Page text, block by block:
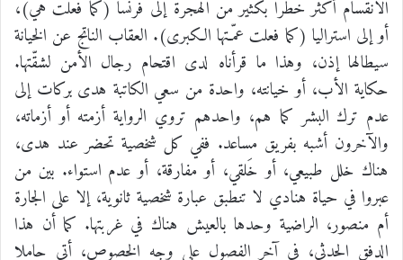
الانقسام أكثر خطرا بكثير من الهجرة إلى فرنسا (كما فعلت هي)،
أو إلى استراليا (كما فعلت عمّـتها الكبرى). العقاب الناتج عن الخيانة
سيطالها إذن، وهذا ما قرأناه لدى اقتحام رجال الأمن لشقّتها.
حكاية الأب، أو خيانته، واحدة من سعي الكاتبة هدى بركات إلى
عدم ترك البشر كما هم، واحدهم تروي الرواية أزمته أو أزماته،
والآخرون أشبه بفريق مساعد. ففي كل شخصية تحضر عند هدى،
هناك خلل طبيعي، أو خَلقي، أو مفارقة، أو عدم استواء. بين من
عبروا في حياة هنادي لا تنطبق عبارة شخصية ثانوية، إلا على الجارة
أم منصور، الراضية وحدها بالعيش هناك في غربتها. كما أن هذا
الدفق الحدثي، في آخر الفصول على وجه الخصوص، أتى حاملا